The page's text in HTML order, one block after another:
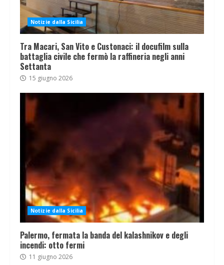
Notizie dalla Sicilia
Tra Macari, San Vito e Custonaci: il docufilm sulla
battaglia civile che fermò la raffineria negli anni
Settanta
15 giugno 2026
Notizie dalla Sicilia
Palermo, fermata la banda del kalashnikov e degli
incendi: otto fermi
11 giugno 2026